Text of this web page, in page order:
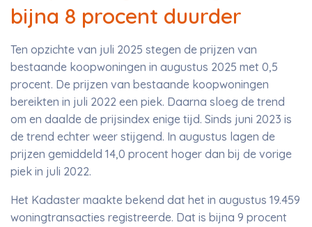
bijna 8 procent duurder
Ten opzichte van juli 2025 stegen de prijzen van
bestaande koopwoningen in augustus 2025 met 0,5
procent. De prijzen van bestaande koopwoningen
bereikten in juli 2022 een piek. Daarna sloeg de trend
om en daalde de prijsindex enige tijd. Sinds juni 2023 is
de trend echter weer stijgend. In augustus lagen de
prijzen gemiddeld 14,0 procent hoger dan bij de vorige
piek in juli 2022.
Het Kadaster maakte bekend dat het in augustus 19.459
woningtransacties registreerde. Dat is bijna 9 procent